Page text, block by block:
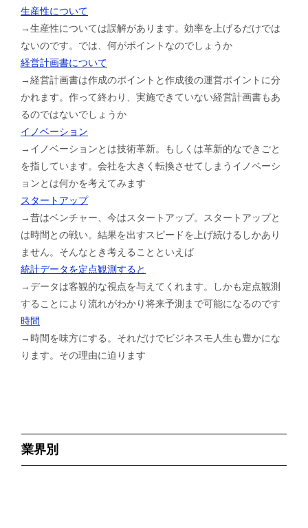
生産性について
→生産性については誤解があります。効率を上げるだけでは
ないのです。では、何がポイントなのでしょうか
経営計画書について
→経営計画書は作成のポイントと作成後の運営ポイントに分
かれます。作って終わり、実施できていない経営計画書もあ
るのではないでしょうか
イノベーション
→イノベーションとは技術革新。もしくは革新的なできごと
を指しています。会社を大きく転換させてしまうイノベーシ
ョンとは何かを考えてみます
スタートアップ
→昔はベンチャー、今はスタートアップ。スタートアップと
は時間との戦い。結果を出すスピードを上げ続けるしかあり
ません。そんなとき考えることといえば
統計データを定点観測すると
→データは客観的な視点を与えてくれます。しかも定点観測
することにより流れがわかり将来予測まで可能になるのです
時間
→時間を味方にする。それだけでビジネスモ人生も豊かにな
ります。その理由に迫ります
業界別